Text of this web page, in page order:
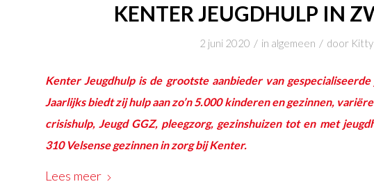
KENTER JEUGDHULP IN
2 juni 2020 / in algemeen / door
Kenter Jeugdhulp is de grootste aanbieder van
Jaarlijks biedt zij hulp aan zo’n 5.000 kinderen en gezinnen,
crisishulp, Jeugd GGZ, pleegzorg, gezinshuizen tot en met
310 Velsense gezinnen in zorg bij Kenter.
Lees meer